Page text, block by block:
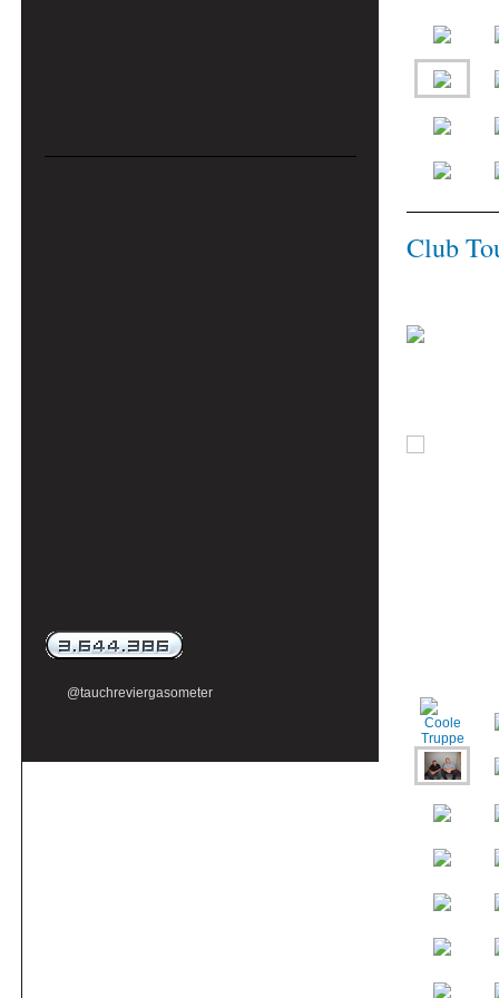
@tauchreviergasometer
Club